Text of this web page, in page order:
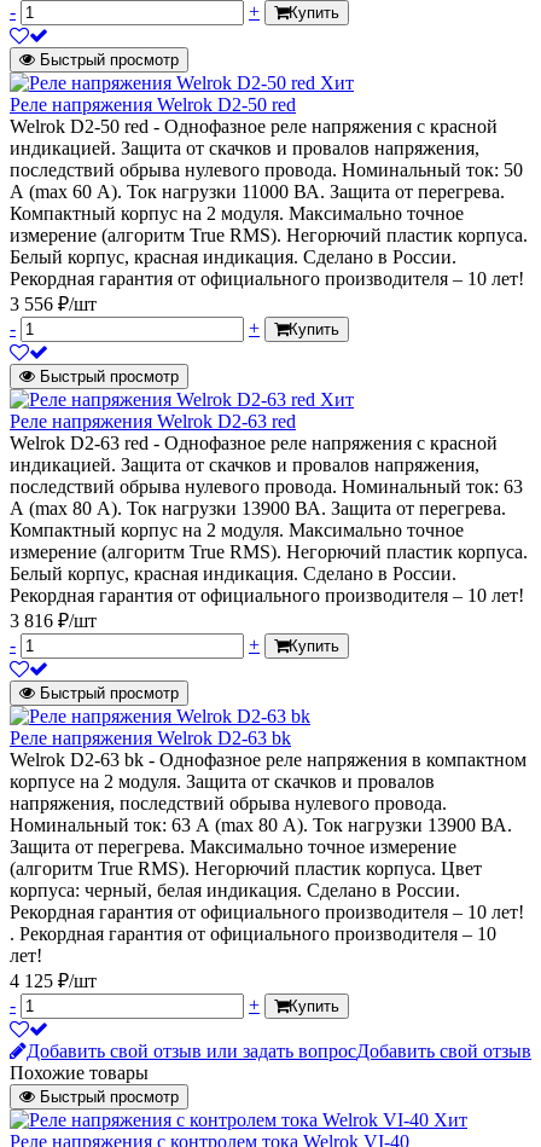
-
+ Купить
Быстрый просмотр
Хит
Реле напряжения Welrok D2-50 red
Welrok D2-50 red - Однофазное реле напряжения с красной
индикацией. Защита от скачков и провалов напряжения,
последствий обрыва нулевого провода. Номинальный ток: 50
А (max 60 А). Ток нагрузки 11000 ВА. Защита от перегрева.
Компактный корпус на 2 модуля. Максимально точное
измерение (алгоритм True RMS). Негорючий пластик корпуса.
Белый корпус, красная индикация. Сделано в России.
Рекордная гарантия от официального производителя – 10 лет!
3 556 ₽/шт
-
+ Купить
Быстрый просмотр
Хит
Реле напряжения Welrok D2-63 red
Welrok D2-63 red - Однофазное реле напряжения с красной
индикацией. Защита от скачков и провалов напряжения,
последствий обрыва нулевого провода. Номинальный ток: 63
А (max 80 А). Ток нагрузки 13900 ВА. Защита от перегрева.
Компактный корпус на 2 модуля. Максимально точное
измерение (алгоритм True RMS). Негорючий пластик корпуса.
Белый корпус, красная индикация. Сделано в России.
Рекордная гарантия от официального производителя – 10 лет!
3 816 ₽/шт
-
+ Купить
Быстрый просмотр
Реле напряжения Welrok D2-63 bk
Welrok D2-63 bk - Однофазное реле напряжения в компактном
корпусе на 2 модуля. Защита от скачков и провалов
напряжения, последствий обрыва нулевого провода.
Номинальный ток: 63 А (max 80 А). Ток нагрузки 13900 ВА.
Защита от перегрева. Максимально точное измерение
(алгоритм True RMS). Негорючий пластик корпуса. Цвет
корпуса: черный, белая индикация. Сделано в России.
Рекордная гарантия от официального производителя – 10 лет!
. Рекордная гарантия от официального производителя – 10
лет!
4 125 ₽/шт
-
+ Купить
Добавить свой отзыв или задать вопросДобавить свой отзыв
Похожие товары
Быстрый просмотр
Хит
Реле напряжения с контролем тока Welrok VI-40